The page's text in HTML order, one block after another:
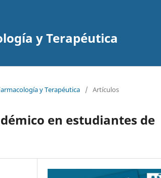
y Terapéutica
y Terapéutica / Artículos
en estudiantes de